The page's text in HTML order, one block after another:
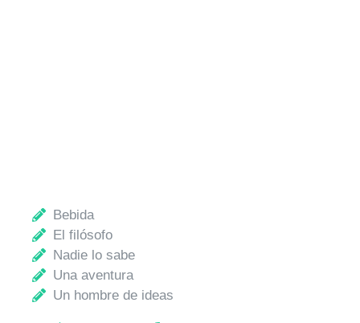
Bebida
El filósofo
Nadie lo sabe
Una aventura
Un hombre de ideas